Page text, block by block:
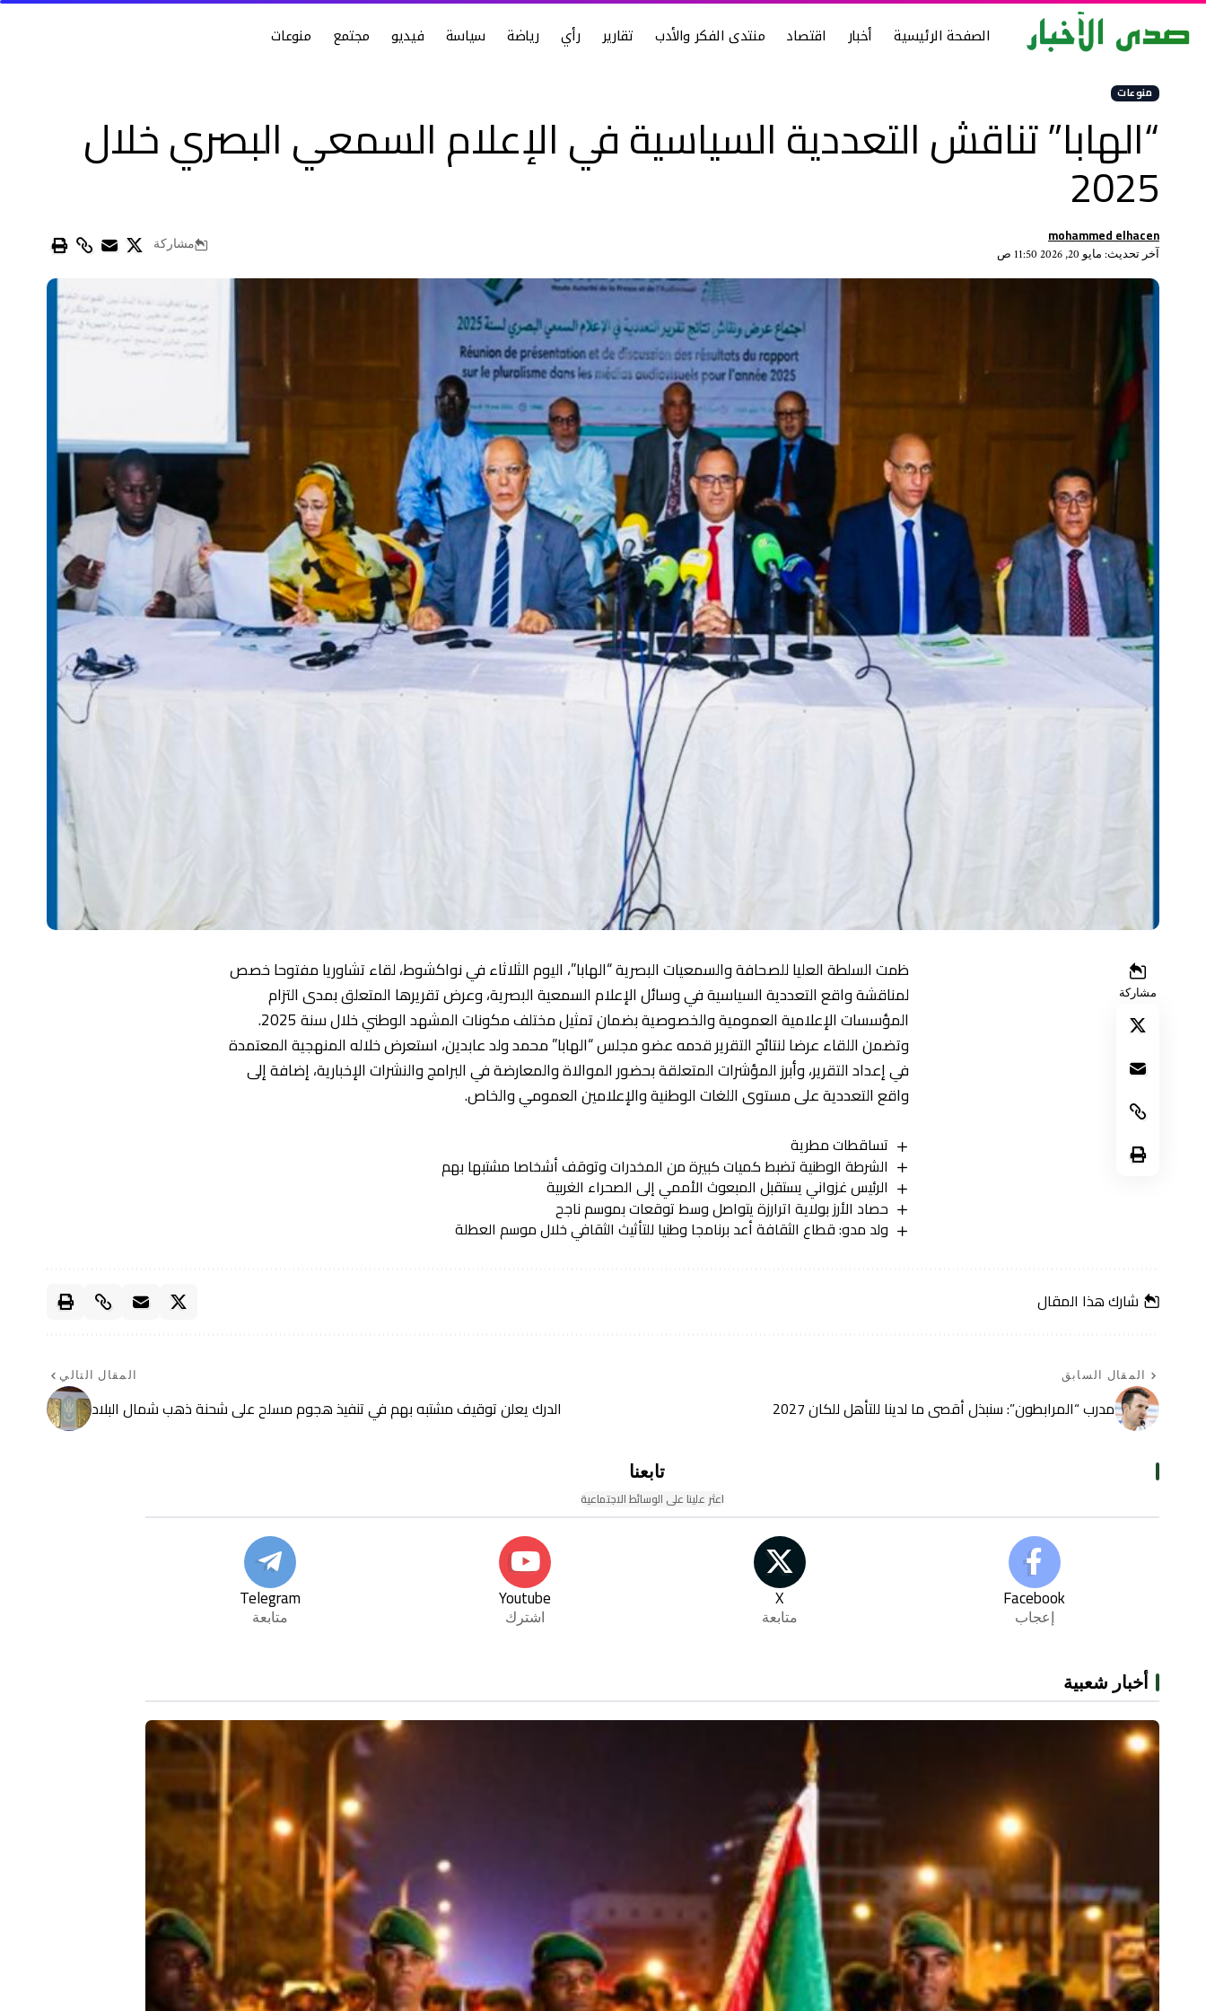
الصفحة الرئيسية أخبار اقتصاد منتدى الفكر والأدب تقارير رأي رياضة سياسة فيديو مجتمع منوعات
منوعات
“الهابا” تناقش التعددية السياسية في الإعلام السمعي البصري خلال
2025
آخر تحديث: مايو 20, 2026 11:50 ص
mohammed elhacen مشاركة
مشاركة
ظمت السلطة العليا للصحافة والسمعيات البصرية “الهابا”، اليوم الثلاثاء في نواكشوط، لقاء تشاوريا مفتوحا خصص
لمناقشة واقع التعددية السياسية في وسائل الإعلام السمعية البصرية، وعرض تقريرها المتعلق بمدى التزام
المؤسسات الإعلامية العمومية والخصوصية بضمان تمثيل مختلف مكونات المشهد الوطني خلال سنة 2025.
وتضمن اللقاء عرضا لنتائج التقرير قدمه عضو مجلس “الهابا” محمد ولد عابدين، استعرض خلاله المنهجية المعتمدة
في إعداد التقرير، وأبرز المؤشرات المتعلقة بحضور الموالاة والمعارضة في البرامج والنشرات الإخبارية، إضافة إلى
واقع التعددية على مستوى اللغات الوطنية والإعلامين العمومي والخاص.
تساقطات مطرية
الشرطة الوطنية تضبط كميات كبيرة من المخدرات وتوقف أشخاصا مشتبها بهم
الرئيس غزواني يستقبل المبعوث الأممي إلى الصحراء الغربية
حصاد الأرز بولاية اترارزة يتواصل وسط توقعات بموسم ناجح
ولد مدو: قطاع الثقافة أعد برنامجا وطنيا للتأثيث الثقافي خلال موسم العطلة
شارك هذا المقال
المقال السابق
مدرب “المرابطون”: سنبذل أقصى ما لدينا للتأهل للكان 2027
المقال التالي
الدرك يعلن توقيف مشتبه بهم في تنفيذ هجوم مسلح على شحنة ذهب شمال البلاد
تابعنا
اعثر علينا على الوسائط الاجتماعية
Facebook
إعجاب
X
متابعة
Youtube
اشترك
Telegram
متابعة
أخبار شعبية